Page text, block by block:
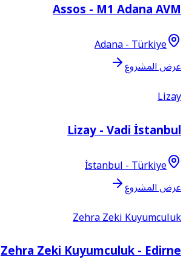
Assos - M1 Adana AVM
Adana - Türkiye
عرض المشروع
Lizay
Lizay - Vadi İstanbul
İstanbul - Türkiye
عرض المشروع
Zehra Zeki Kuyumculuk
Zehra Zeki Kuyumculuk - Edirne